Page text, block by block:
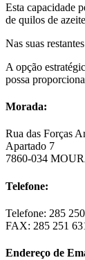
Esta capacidade
de quilos de
Nas suas
A opção
possa
Morada:
Rua das Forças
Apartado 7
7860-034
Telefone:
Telefone: 285
FAX: 285 251
Endereço de